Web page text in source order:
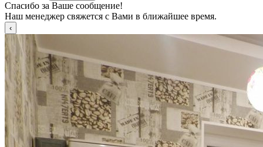
Спасибо за Ваше сообщение!
Наш менеджер свяжется с Вами в ближайшее время.